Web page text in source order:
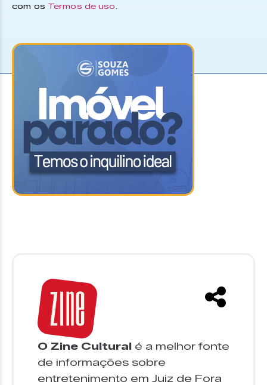
com os Termos de uso
O Zine Cultural é a melhor fonte
de informações sobre
entretenimento em Juiz de Fora